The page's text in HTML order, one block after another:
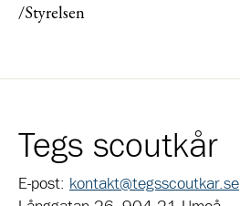
/Styrelsen
Tegs scoutkår
E-post: kontakt@tegsscoutkar.se